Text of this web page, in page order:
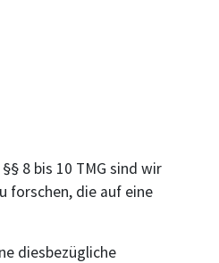
8 bis 10 TMG sind wir
forschen, die auf eine
diesbezügliche